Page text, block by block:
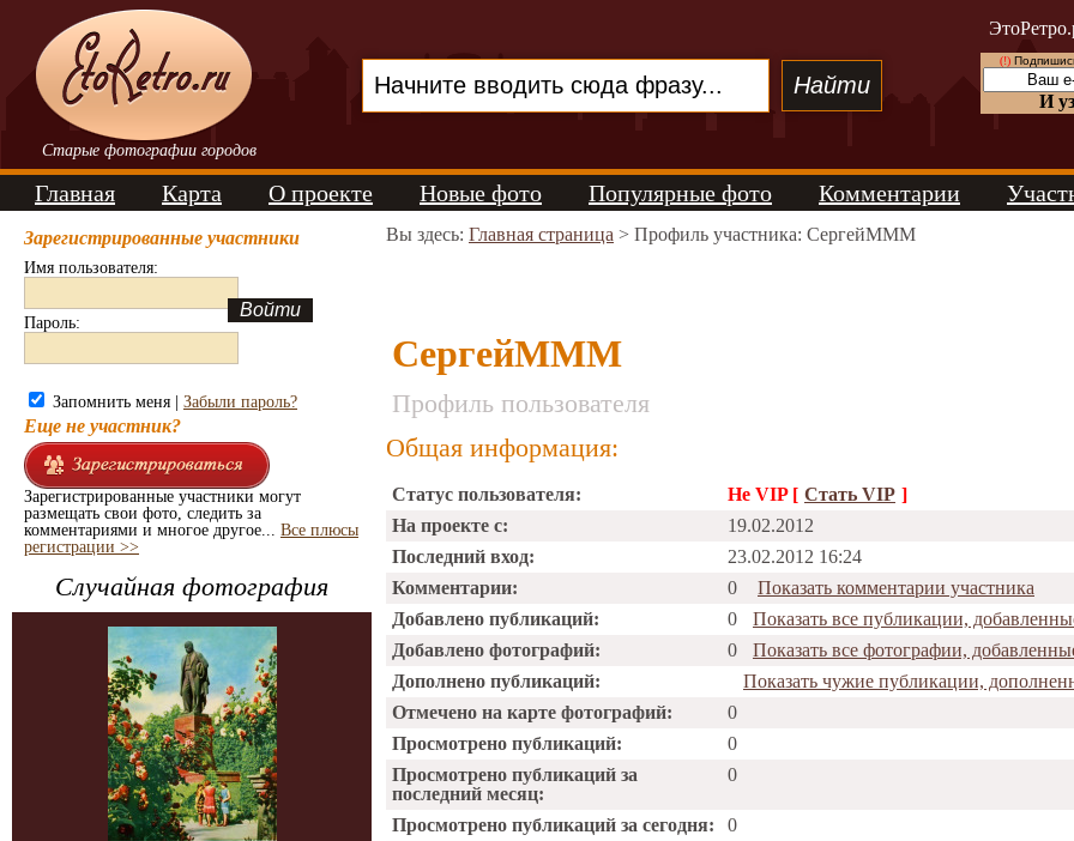
Старые фотографии городов
(!)
И
Главная Карта О проекте Новые фото Популярные фото Комментарии
Зарегистрированные участники
Имя пользователя:
Пароль:
Запомнить меня | Забыли пароль?
Еще не участник?
Зарегистрированные участники могут
размещать свои фото, следить за
комментариями и многое другое... Все плюсы
регистрации >>
Случайная фотография
Вы здесь: Главная страница > Профиль участника: СергейМММ
СергейМММ
Профиль пользователя
Общая информация:
Статус пользователя: Не VIP [ Стать VIP ]
На проекте с:
19.02.2012
Последний вход:
23.02.2012 16:24
Комментарии:
0
Показать комментарии участника
Добавлено публикаций:
0
Показать все публикации,
Добавлено фотографий:
0
Показать все фотографии,
Дополнено публикаций:
Показать чужие публикации,
Отмечено на карте фотографий:
0
Просмотрено публикаций:
0
Просмотрено публикаций за
последний месяц:
0
Просмотрено публикаций за сегодня:
0